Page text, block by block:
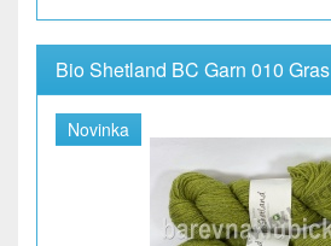
Bio Shetland BC Garn 010 Gras
Novinka